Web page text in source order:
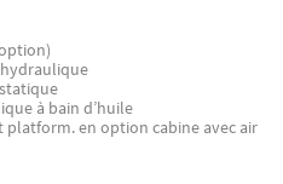
à bain d’huile
platform. en option cabine avec air